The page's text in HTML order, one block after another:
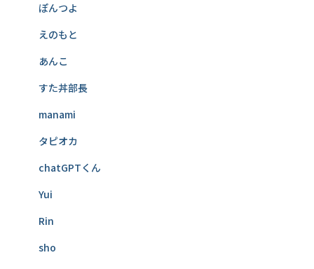
ぽんつよ
えのもと
あんこ
すた丼部長
manami
タピオカ
chatGPTくん
Yui
Rin
sho